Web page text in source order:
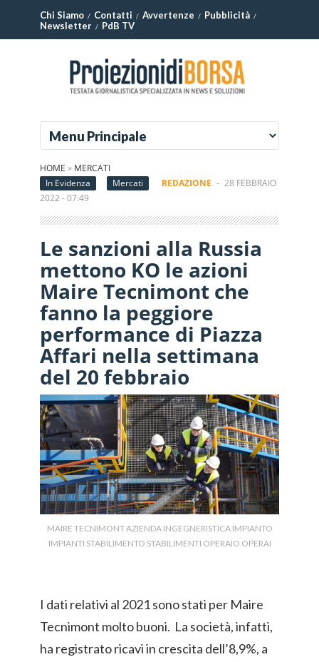
Chi Siamo Contatti Avvertenze
Pubblicità
Newsletter
PdB TV
HOME » MERCATI
In Evidenza
Mercati REDAZIONE - 28 FEBBRAIO
2022 - 07:49
Le sanzioni alla Russia
mettono KO le azioni
Maire Tecnimont che
fanno la peggiore
performance di Piazza
Affari nella settimana
del 20 febbraio
MAIRE TECNIMONT AZIENDA INGEGNERISTICA IMPIANTO
IMPIANTI STABILIMENTO STABILIMENTI OPERAIO OPERAI
I dati relativi al 2021 sono stati per Maire
Tecnimont molto buoni. La società, infatti,
ha registrato ricavi in crescita dell’8,9%, a